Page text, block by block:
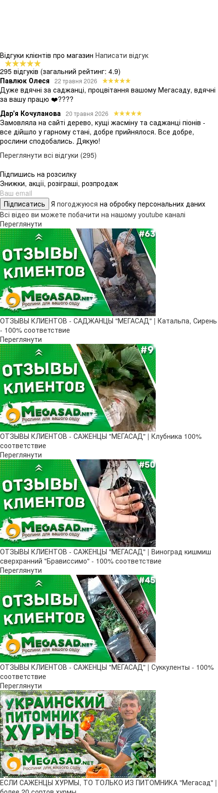
Відгуки клієнтів про магазин Написати відгук
295 відгуків (загальний рейтинг: 4.9)
Павлюк Олеся
22 травня 2026
Дуже вдячні за саджанці, процвітання вашому Мегасаду, вдячні
за вашу працю ❤️????
Дар'я Кочуланова
20 травня 2026
Замовляла на сайті дерево, кущі жасміну та саджанці піонів -
все дійшло у гарному стані, добре прийнялося. Все добре,
рослини сподобались. Дякую!
Переглянути всі відгуки (295)
Підпишись на розсилку
Знижки, акції, розіграші, розпродаж
Підписатись Я погоджуюся на обробку персональних даних
Всі відео ви можете побачити на нашому youtube каналі
Переглянути
ОТЗЫВЫ КЛИЕНТОВ - САДЖАНЦЫ "МЕГАСАД" | Катальпа, Сирень
- 100% соответствие
Переглянути
ОТЗЫВЫ КЛИЕНТОВ - САЖЕНЦЫ "МЕГАСАД" | Клубника 100%
соответствие
Переглянути
ОТЗЫВЫ КЛИЕНТОВ - САЖЕНЦЫ "МЕГАСАД" | Виноград кишмиш
сверхранний "Брависсимо" - 100% соответствие
Переглянути
ОТЗЫВЫ КЛИЕНТОВ - САЖЕНЦЫ "МЕГАСАД" | Суккуленты - 100%
соответствие
Переглянути
ЕСЛИ САЖЕНЦЫ ХУРМЫ, ТО ТОЛЬКО ИЗ ПИТОМНИКА "Мегасад" |